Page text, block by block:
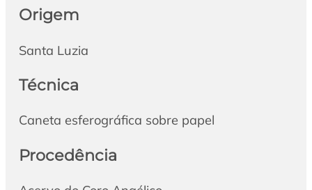
Origem
Santa Luzia
Técnica
Caneta esferográfica sobre papel
Procedência